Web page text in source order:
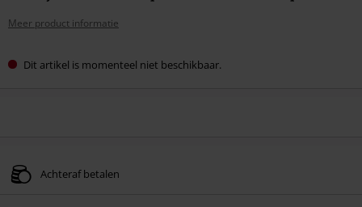
Meer product informatie
Dit artikel is momenteel niet beschikbaar.
Achteraf betalen